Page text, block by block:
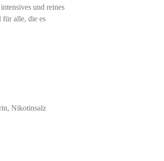
und reines
für alle, die es
Nikotinsalz